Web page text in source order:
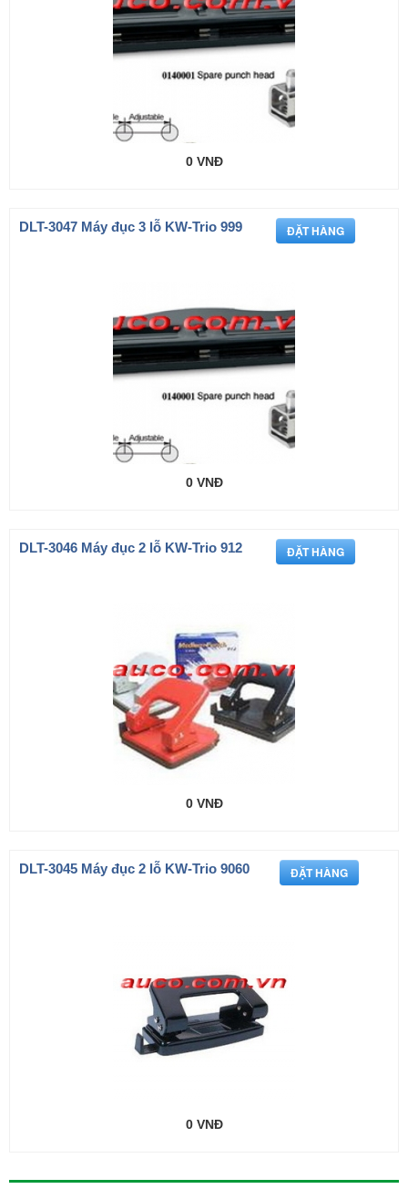
0 VNĐ
DLT-3047 Máy đục 3 lỗ KW-Trio 999
0 VNĐ
DLT-3046 Máy đục 2 lỗ KW-Trio 912
0 VNĐ
DLT-3045 Máy đục 2 lỗ KW-Trio 9060
0 VNĐ